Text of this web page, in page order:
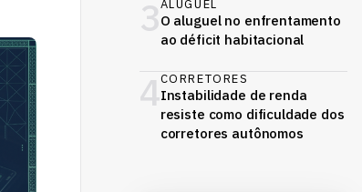
3ALUGUEL
O aluguel no enfrentamento
ao déficit habitacional
4CORRETORES
Instabilidade de renda
resiste como dificuldade dos
corretores autônomos